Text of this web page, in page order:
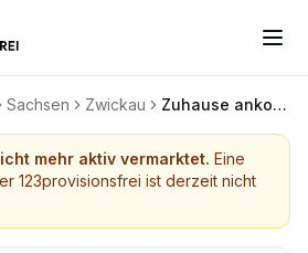
Sachsen Zwickau Zuhause ankommen – Ihre neue 2-Zimmer-Oase mit neuer Einbauküche wartet auf Sie
mehr aktiv vermarktet. Eine
123provisionsfrei ist derzeit nicht